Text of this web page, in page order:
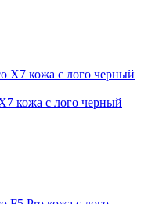
кожа с лого черный